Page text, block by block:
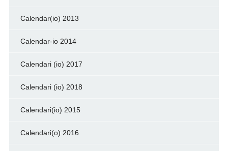
Calendar(io) 2013
Calendar-io 2014
Calendari (io) 2017
Calendari (io) 2018
Calendari(io) 2015
Calendari(o) 2016